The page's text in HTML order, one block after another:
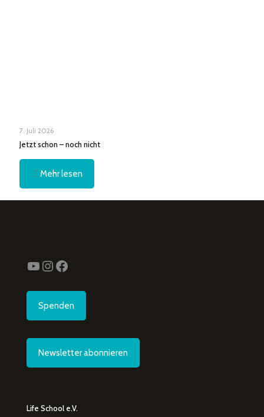
7. Juli 2026
Jetzt schon – noch nicht
Mehr lesen
YouTube
Instagram
Facebook
Spenden
Newsletter abonnieren
Life School e.V.